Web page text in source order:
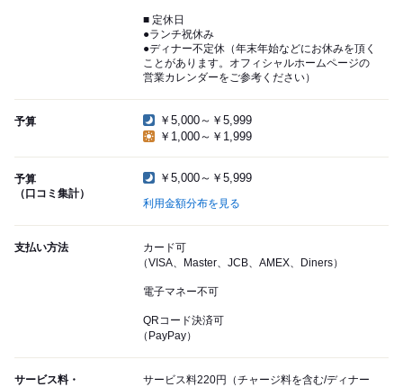
■ 定休日
●ランチ祝休み
●ディナー不定休（年末年始などにお休みを頂く
ことがあります。オフィシャルホームページの
営業カレンダーをご参考ください）
予算
￥5,000～￥5,999
￥1,000～￥1,999
予算
（口コミ集計）
￥5,000～￥5,999
利用金額分布を見る
支払い方法
カード可
（VISA、Master、JCB、AMEX、Diners）
電子マネー不可
QRコード決済可
（PayPay）
サービス料・
サービス料220円（チャージ料を含む/ディナー